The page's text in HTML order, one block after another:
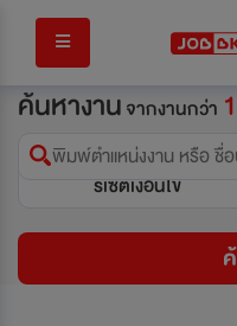
ค้นหางานจากงานกว่า
พิมพ์ตำแหน่งงาน หรือ ชื่
รีเซ็ตเงื่อนไข